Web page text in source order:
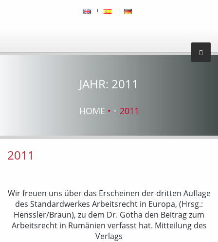
JAHR: 2011
HOME 2011
2011
Wir freuen uns über das Erscheinen der dritten Auflage
des Standardwerkes Arbeitsrecht in Europa, (Hrsg.:
Henssler/Braun), zu dem Dr. Gotha den Beitrag zum
Arbeitsrecht in Rumänien verfasst hat. Mitteilung des
Verlags